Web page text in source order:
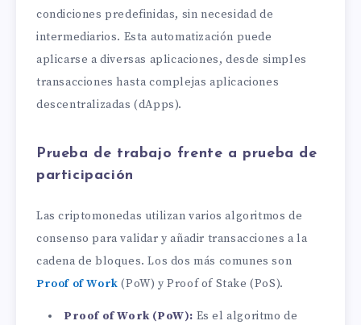
condiciones predefinidas, sin necesidad de
intermediarios. Esta automatización puede
aplicarse a diversas aplicaciones, desde simples
transacciones hasta complejas aplicaciones
descentralizadas (dApps).
Prueba de trabajo frente a prueba de
participación
Las criptomonedas utilizan varios algoritmos de
consenso para validar y añadir transacciones a la
cadena de bloques. Los dos más comunes son
Proof of Work (PoW) y Proof of Stake (PoS).
Proof of Work (PoW): Es el algoritmo de